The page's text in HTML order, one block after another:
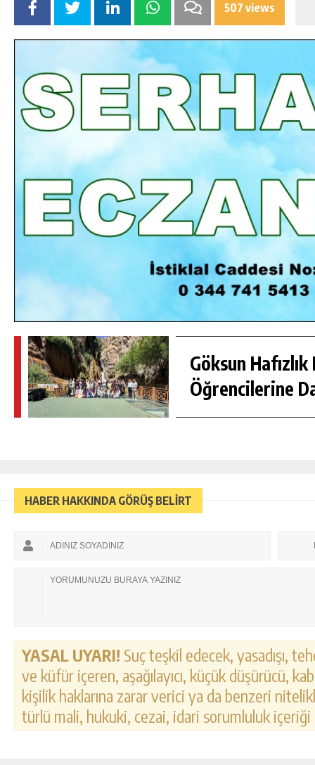
507 views
Göksun Hafızlık
Öğrencilerine
HABER HAKKINDA GÖRÜŞ BELİRT
YASAL UYARI! Suç teşkil edecek, yasadışı,
ve küfür içeren, aşağılayıcı, küçük düşürücü,
kişilik haklarına zarar verici ya da benzeri
türlü mali, hukuki, cezai, idari sorumluluk
GÜNLÜK HABER AKIŞI
GÖKSUN HAFIZLIK KIZ KUR’AN KURSU
ÖĞRENCILERINE DARENDE GEZISI.